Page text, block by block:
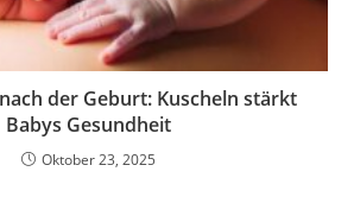
der Geburt: Kuscheln stärkt
Babys Gesundheit
Oktober 23, 2025